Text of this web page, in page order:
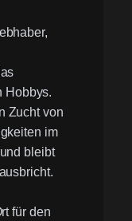
Hobbys.
Zucht von
im
bleibt
für den